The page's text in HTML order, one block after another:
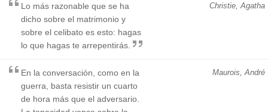
Christie, Agatha
Lo más razonable que se ha
dicho sobre el matrimonio y
sobre el celibato es esto: hagas
lo que hagas te arrepentirás.
Maurois, André
En la conversación, como en la
guerra, basta resistir un cuarto
de hora más que el adversario.